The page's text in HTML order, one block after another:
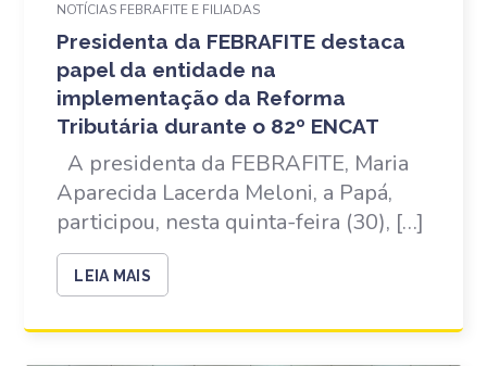
NOTÍCIAS FEBRAFITE E FILIADAS
Presidenta da FEBRAFITE destaca
papel da entidade na
implementação da Reforma
Tributária durante o 82º ENCAT
A presidenta da FEBRAFITE, Maria
Aparecida Lacerda Meloni, a Papá,
participou, nesta quinta-feira (30), […]
LEIA MAIS